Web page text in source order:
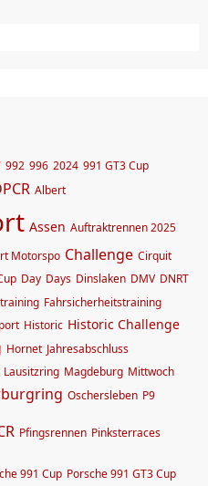
992 996 2024 991 GT3 Cup
Albert
Assen Auftraktrennen 2025
Motorspo Challenge Cirquit
Day Days Dinslaken DMV DNRT
Fahrsicherheitstraining
Historic Historic Challenge
Hornet Jahresabschluss
Lausitzring Magdeburg Mittwoch
Oschersleben P9
Pfingsrennen Pinksterraces
991 Cup Porsche 991 GT3 Cup